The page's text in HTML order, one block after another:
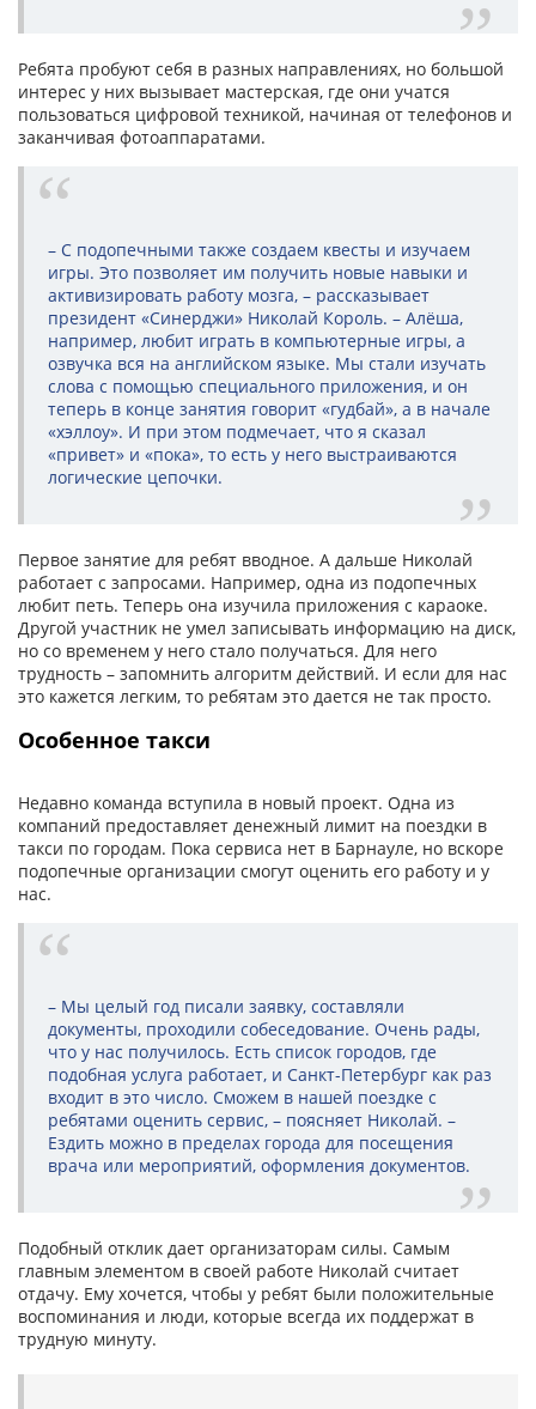
Ребята пробуют себя в разных направлениях, но большой
интерес у них вызывает мастерская, где они учатся
пользоваться цифровой техникой, начиная от телефонов и
заканчивая фотоаппаратами.
– С подопечными также создаем квесты и изучаем
игры. Это позволяет им получить новые навыки и
активизировать работу мозга, – рассказывает
президент «Синерджи» Николай Король. – Алёша,
например, любит играть в компьютерные игры, а
озвучка вся на английском языке. Мы стали изучать
слова с помощью специального приложения, и он
теперь в конце занятия говорит «гудбай», а в начале
«хэллоу». И при этом подмечает, что я сказал
«привет» и «пока», то есть у него выстраиваются
логические цепочки.
Первое занятие для ребят вводное. А дальше Николай
работает с запросами. Например, одна из подопечных
любит петь. Теперь она изучила приложения с караоке.
Другой участник не умел записывать информацию на диск,
но со временем у него стало получаться. Для него
трудность – запомнить алгоритм действий. И если для нас
это кажется легким, то ребятам это дается не так просто.
Особенное такси
Недавно команда вступила в новый проект. Одна из
компаний предоставляет денежный лимит на поездки в
такси по городам. Пока сервиса нет в Барнауле, но вскоре
подопечные организации смогут оценить его работу и у
нас.
– Мы целый год писали заявку, составляли
документы, проходили собеседование. Очень рады,
что у нас получилось. Есть список городов, где
подобная услуга работает, и Санкт-Петербург как раз
входит в это число. Сможем в нашей поездке с
ребятами оценить сервис, – поясняет Николай. –
Ездить можно в пределах города для посещения
врача или мероприятий, оформления документов.
Подобный отклик дает организаторам силы. Самым
главным элементом в своей работе Николай считает
отдачу. Ему хочется, чтобы у ребят были положительные
воспоминания и люди, которые всегда их поддержат в
трудную минуту.